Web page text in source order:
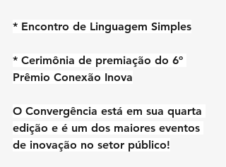
* Encontro de Linguagem Simples
* Cerimônia de premiação do 6º
Prêmio Conexão Inova
O Convergência está em sua quarta
edição e é um dos maiores eventos
de inovação no setor público!